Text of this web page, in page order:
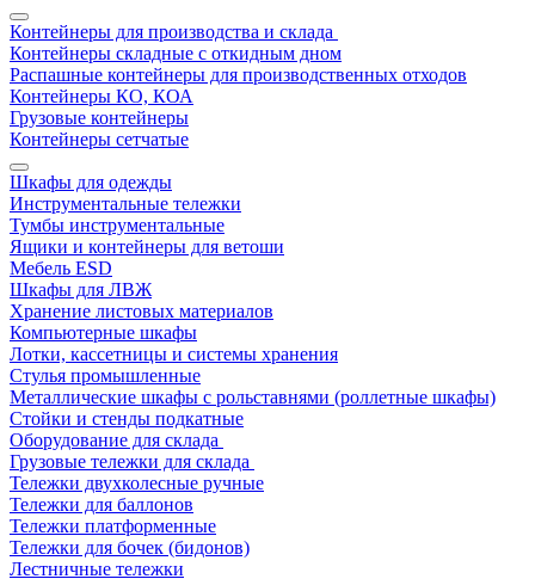
Контейнеры для производства и склада
Контейнеры складные с откидным дном
Распашные контейнеры для производственных отходов
Контейнеры КО, КОА
Грузовые контейнеры
Контейнеры сетчатые
Шкафы для одежды
Инструментальные тележки
Тумбы инструментальные
Ящики и контейнеры для ветоши
Мебель ESD
Шкафы для ЛВЖ
Хранение листовых материалов
Компьютерные шкафы
Лотки, кассетницы и системы хранения
Стулья промышленные
Металлические шкафы с рольставнями (роллетные шкафы)
Стойки и стенды подкатные
Оборудование для склада
Грузовые тележки для склада
Тележки двухколесные ручные
Тележки для баллонов
Тележки платформенные
Тележки для бочек (бидонов)
Лестничные тележки